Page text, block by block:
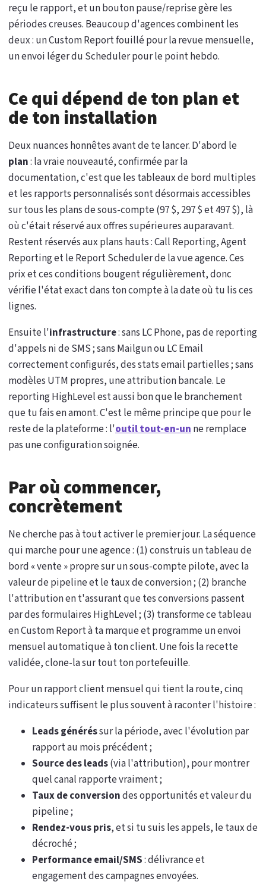
reçu le rapport, et un bouton pause/reprise gère les
périodes creuses. Beaucoup d'agences combinent les
deux : un Custom Report fouillé pour la revue mensuelle,
un envoi léger du Scheduler pour le point hebdo.
Ce qui dépend de ton plan et
de ton installation
Deux nuances honnêtes avant de te lancer. D'abord le
plan: la vraie nouveauté, confirmée par la
documentation, c'est que les tableaux de bord multiples
et les rapports personnalisés sont désormais accessibles
sur tous les plans de sous-compte (97 $, 297 $ et 497 $), là
où c'était réservé aux offres supérieures auparavant.
Restent réservés aux plans hauts : Call Reporting, Agent
Reporting et le Report Scheduler de la vue agence. Ces
prix et ces conditions bougent régulièrement, donc
vérifie l'état exact dans ton compte à la date où tu lis ces
lignes.
Ensuite l'infrastructure: sans LC Phone, pas de reporting
d'appels ni de SMS ; sans Mailgun ou LC Email
correctement configurés, des stats email partielles ; sans
modèles UTM propres, une attribution bancale. Le
reporting HighLevel est aussi bon que le branchement
que tu fais en amont. C'est le même principe que pour le
reste de la plateforme : l'outil tout-en-unne remplace
pas une configuration soignée.
Par où commencer,
concrètement
Ne cherche pas à tout activer le premier jour. La séquence
qui marche pour une agence : (1) construis un tableau de
bord « vente » propre sur un sous-compte pilote, avec la
valeur de pipeline et le taux de conversion ; (2) branche
l'attribution en t'assurant que tes conversions passent
par des formulaires HighLevel ; (3) transforme ce tableau
en Custom Report à ta marque et programme un envoi
mensuel automatique à ton client. Une fois la recette
validée, clone-la sur tout ton portefeuille.
Pour un rapport client mensuel qui tient la route, cinq
indicateurs suffisent le plus souvent à raconter l'histoire :
Leads généréssur la période, avec l'évolution par
rapport au mois précédent ;
Source des leads(via l'attribution), pour montrer
quel canal rapporte vraiment ;
Taux de conversiondes opportunités et valeur du
pipeline ;
Rendez-vous pris, et si tu suis les appels, le taux de
décroché ;
Performance email/SMS: délivrance et
engagement des campagnes envoyées.